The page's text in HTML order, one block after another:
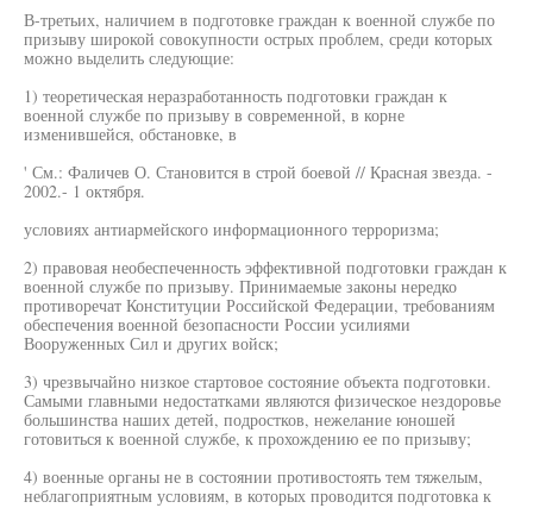
В-третьих, наличием в подготовке граждан к военной службе по
призыву широкой совокупности острых проблем, среди которых
можно выделить следующие:
1) теоретическая неразработанность подготовки граждан к
военной службе по призыву в современной, в корне
изменившейся, обстановке, в
' См.: Фаличев О. Становится в строй боевой // Красная звезда. -
2002.- 1 октября.
условиях антиармейского информационного терроризма;
2) правовая необеспеченность эффективной подготовки граждан к
военной службе по призыву. Принимаемые законы нередко
противоречат Конституции Российской Федерации, требованиям
обеспечения военной безопасности России усилиями
Вооруженных Сил и других войск;
3) чрезвычайно низкое стартовое состояние объекта подготовки.
Самыми главными недостатками являются физическое нездоровье
большинства наших детей, подростков, нежелание юношей
готовиться к военной службе, к прохождению ее по призыву;
4) военные органы не в состоянии противостоять тем тяжелым,
неблагоприятным условиям, в которых проводится подготовка к